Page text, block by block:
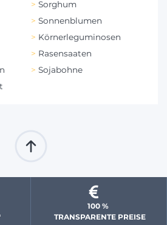
Sorghum
Sonnenblumen
Körnerleguminosen
Rasensaaten
Sojabohne
100 %
TRANSPARENTE PREISE